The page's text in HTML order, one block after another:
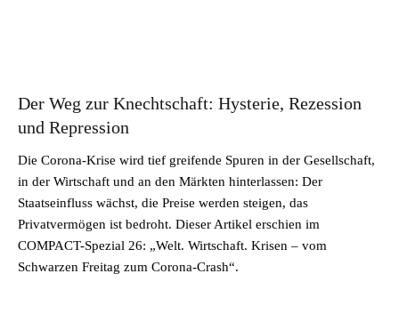
Der Weg zur Knechtschaft: Hysterie, Rezession
und Repression
Die Corona-Krise wird tief greifende Spuren in der Gesellschaft,
in der Wirtschaft und an den Märkten hinterlassen: Der
Staatseinfluss wächst, die Preise werden steigen, das
Privatvermögen ist bedroht. Dieser Artikel erschien im
COMPACT-Spezial 26: „Welt. Wirtschaft. Krisen – vom
Schwarzen Freitag zum Corona-Crash“.